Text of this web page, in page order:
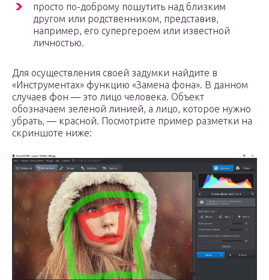
просто по-доброму пошутить над близким
другом или родственником, представив,
например, его супергероем или известной
личностью.
Для осуществления своей задумки найдите в
«Инструментах» функцию «Замена фона». В данном
случаев фон — это лицо человека. Объект
обозначаем зеленой линией, а лицо, которое нужно
убрать, — красной. Посмотрите пример разметки на
скриншоте ниже: